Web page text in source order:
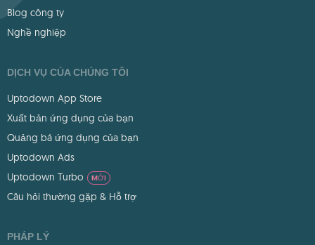
Blog công ty
Nghề nghiệp
DỊCH VỤ CỦA CHÚNG TÔI
Uptodown App Store
Xuất bản ứng dụng của bạn
Quảng bá ứng dụng của bạn
Uptodown Ads
Uptodown Turbo
MỚI
Câu hỏi thường gặp & Hỗ trợ
PHÁP LÝ